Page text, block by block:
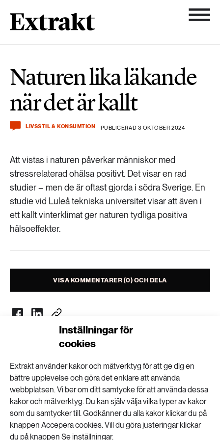
Inställningar för
cookies
Extrakt använder kakor och mätverktyg för att ge dig en
bättre upplevelse och göra det enklare att använda
webbplatsen. Vi ber om ditt samtycke för att använda dessa
kakor och mätverktyg. Du kan själv välja vilka typer av kakor
som du samtycker till. Godkänner du alla kakor klickar du på
knappen Accepera cookies. Vill du göra justeringar klickar
du på knappen Se inställningar.
Biologisk mångfald
Hållbara städer
Industri & Energi
Klimat
Landsbygd
Livsstil & konsumtion
Skog
Social hållbarhet
Transport
Nyhetsbrev
Om Extrakt
900 ARTIKLAR
584 ARTIKLAR
Hållbara städer
473 ARTIKLAR
471 ARTIKLAR
Kemikalier
1492 ARTIKLAR
Klimat
Landsbygd
939 ARTIKLAR
Livsstil & konsumtion
Mat & jordbruk
262 ARTIKLAR
Skog
360 ARTIKLAR
Social hållbarhet
Naturen lika läkande
när det är kallt
LIVSSTIL & KONSUMTION PUBLICERAD 3 OKTOBER 2024
Att vistas i naturen påverkar människor med
stressrelaterad ohälsa positivt. Det visar en rad
studier – men de är oftast gjorda i södra Sverige. En
studievid Luleå tekniska universitet visar att även i
ett kallt vinterklimat ger naturen tydliga positiva
hälsoeffekter.
VISA KOMMENTARER (0) OCH DELA
Få kunskapen, idéerna och de nya lösningarna
för ett hållbart samhälle.
SKICKA